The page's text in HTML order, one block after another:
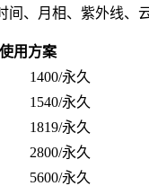
、月相、紫外线、
使用方案
1400/永久
1540/永久
1819/永久
2800/永久
5600/永久